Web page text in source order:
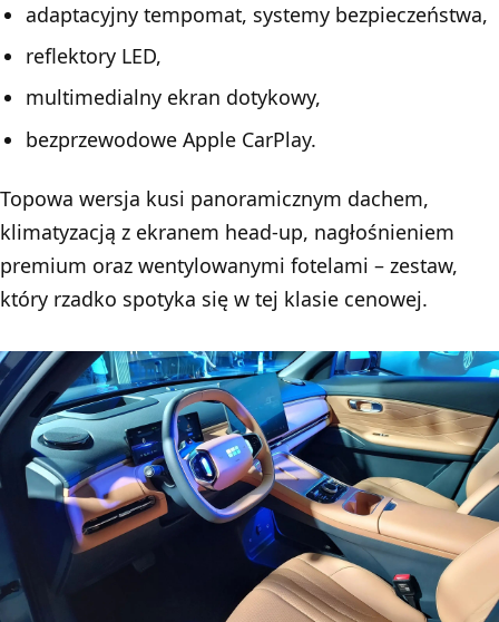
adaptacyjny tempomat, systemy bezpieczeństwa,
reflektory LED,
multimedialny ekran dotykowy,
bezprzewodowe Apple CarPlay.
Topowa wersja kusi panoramicznym dachem,
klimatyzacją z ekranem head-up, nagłośnieniem
premium oraz wentylowanymi fotelami – zestaw,
który rzadko spotyka się w tej klasie cenowej.